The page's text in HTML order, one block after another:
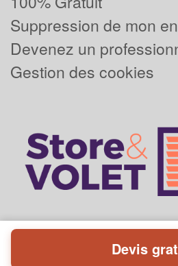
Suppression de mon
Devenez un
Gestion des cookies
Powered byPlus
Devis